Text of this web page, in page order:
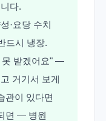
다.
·요당 수치
드시 냉장.
못 받겠어요" —
거기서 보게
관이 있다면
면 — 병원